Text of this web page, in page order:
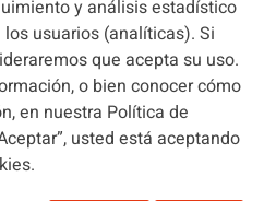
20/02/2026
el Premio GEMA
correduría de
y análisis estadístico
usuarios (analíticas). Si
que acepta su uso.
o bien conocer cómo
en nuestra Política de
usted está aceptando